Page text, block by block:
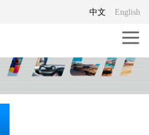
English
中文